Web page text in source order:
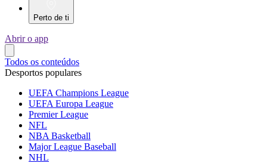
Perto de ti
Abrir o app
Todos os conteúdos
Desportos populares
UEFA Champions League
UEFA Europa League
Premier League
NFL
NBA Basketball
Major League Baseball
NHL